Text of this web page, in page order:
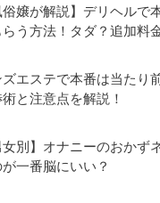
俗嬢が解説】デリヘルで
う方法！タダ？追加料
ズエステで本番は当たり
と注意点を解説！
女別】オナニーのおかず
一番脳にいい？